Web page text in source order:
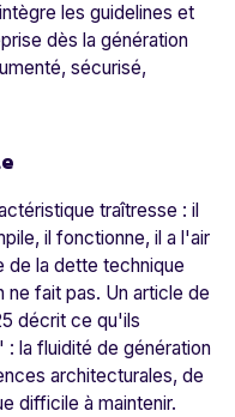
les guidelines et
dès la génération
sécurisé,
traîtresse : il
il fonctionne, il a l'air
de la dette technique
ne fait pas. Un article de
décrit ce qu'ils
la fluidité de génération
architecturales, de
difficile à maintenir.